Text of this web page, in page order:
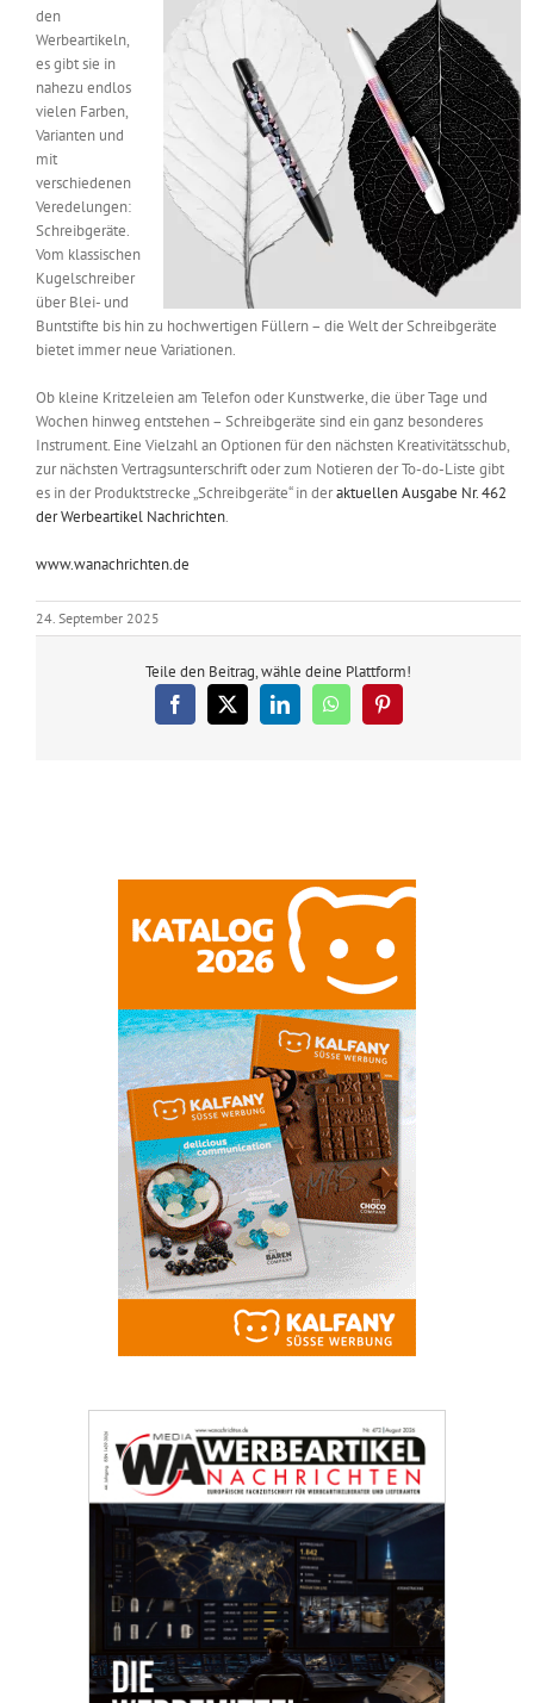
Messen & Events
Unternehmen
Interviews
Wissen
Product Guide
Jobshop
Suche
nach:
den
Werbeartikeln,
es gibt sie in
nahezu endlos
vielen Farben,
Varianten und
mit
verschiedenen
Veredelungen:
Schreibgeräte.
Vom klassischen
Kugelschreiber
über Blei- und
Buntstifte bis hin zu hochwertigen Füllern – die Welt der Schreibgeräte
bietet immer neue Variationen.
Ob kleine Kritzeleien am Telefon oder Kunstwerke, die über Tage und
Wochen hinweg entstehen – Schreibgeräte sind ein ganz besonderes
Instrument. Eine Vielzahl an Optionen für den nächsten Kreativitätsschub,
zur nächsten Vertragsunterschrift oder zum Notieren der To-do-Liste gibt
es in der Produktstrecke „Schreibgeräte“ in deraktuellen Ausgabe Nr. 462
der Werbeartikel Nachrichten.
www.wanachrichten.de
24. September 2025
Teile den Beitrag, wähle deine Plattform!
Facebook
X LinkedInWhatsAppPinterest